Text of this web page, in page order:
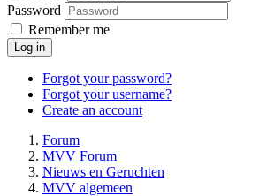
Password
Remember me
Log in
Forgot your password?
Forgot your username?
Create an account
Forum
MVV Forum
Nieuws en Geruchten
MVV algemeen